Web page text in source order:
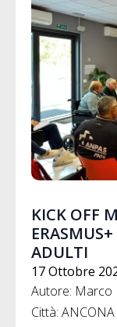
KICK OFF
ADULTI
17 Ottobre
Autore: Marco
Città: ANCONA